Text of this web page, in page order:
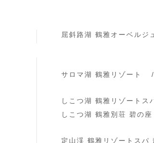
屈斜路湖 鶴雅オーベルジ
サロマ湖 鶴雅リゾート
しこつ湖 鶴雅リゾートス
しこつ湖 鶴雅別荘 碧の座
定山渓 鶴雅リゾートスパ